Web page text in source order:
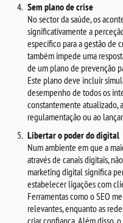
Sem plano de crise
No sector da saúde, os
significativamente a
específico para a gestão de
também impede uma
de um plano de prevenção
Este plano deve incluir
desempenho de todos os
constantemente atualizado,
regulamentação ou ao
Libertar o poder do digital
Num ambiente em que a
através de canais digitais,
marketing digital significa
estabelecer ligações com
Ferramentas como o SEO
relevantes, enquanto as